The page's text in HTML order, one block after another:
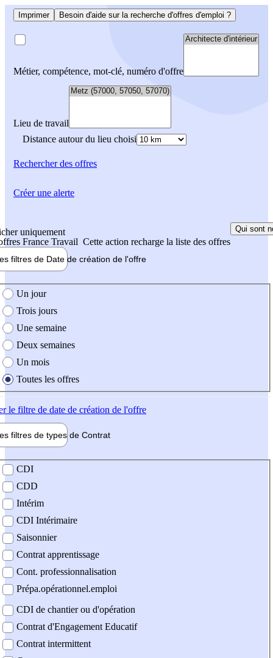
Imprimer Besoin d'aide sur la recherche d'offres d'emploi ?
Métier, compétence, mot-clé, numéro d'offre
Lieu de travail
Distance autour du lieu choisi
Rechercherdes offres
uniquement
France Travail Cette action recharge la liste des offres
Qui sont
filtres de Date de création de l'offre
création de l'offre
Un jour
Trois jours
Une semaine
Deux semaines
Un mois
Toutes les offres
le filtre de date de création de l'offre
filtres de types de Contrat
contrat
CDI
CDD
Intérim
CDI Intérimaire
Saisonnier
Contrat apprentissage
Cont. professionnalisation
Prépa.opérationnel.emploi
CDI de chantier ou d'opération
Contrat d'Engagement Educatif
Contrat intermittent
Créer une alerte